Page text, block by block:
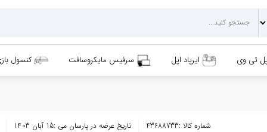
تی وی ایرپاد اپل سرفیس مایکروسافت کنسول
شماره کالا :43688733 تاریخ عرضه در پارسان می :15 آبان 1403